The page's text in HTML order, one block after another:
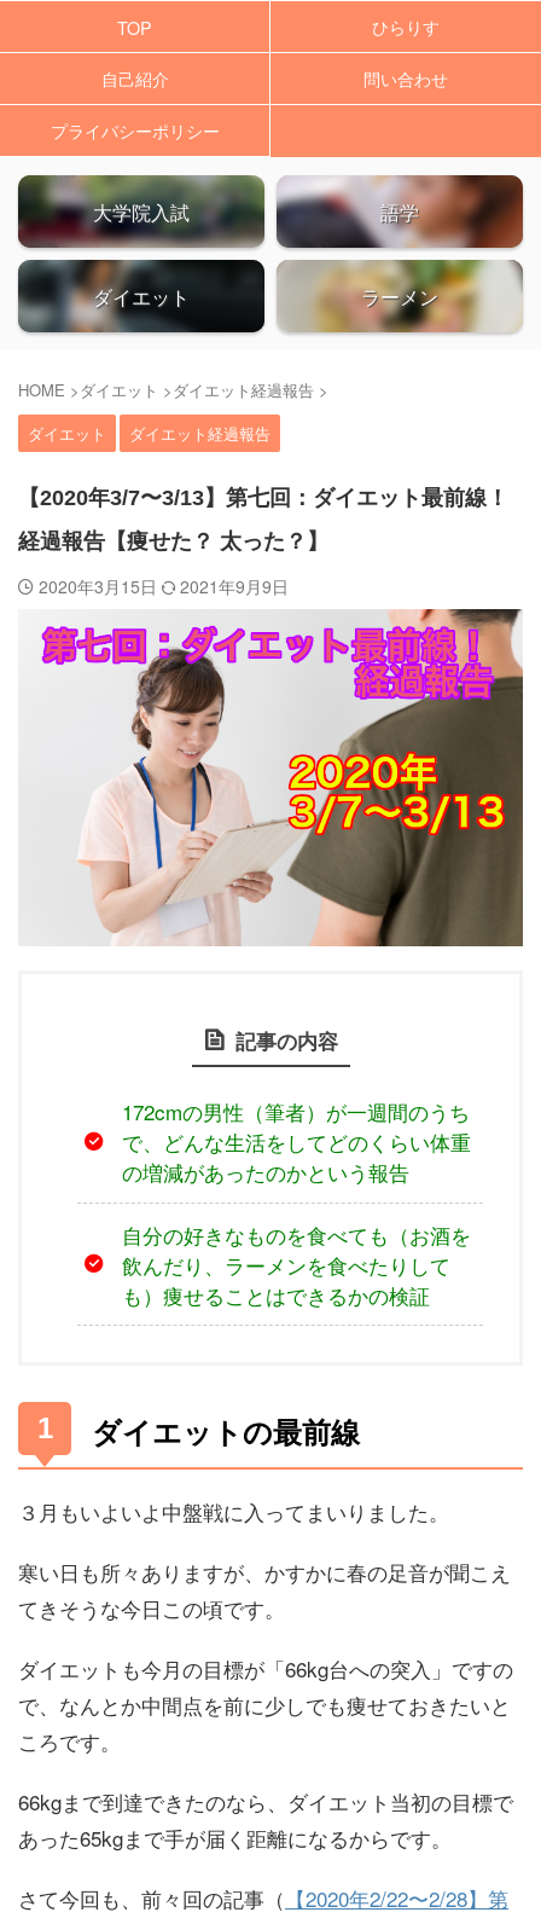
TOP ひらりす
自己紹介 問い合わせ
プライバシーポリシー
大学院入試 語学
ダイエット ラーメン
HOME >ダイエット >ダイエット経過報告 >
ダイエット
ダイエット経過報告
【2020年3/7〜3/13】第七回：ダイエット最前線！
経過報告【痩せた？ 太った？】
2020年3月15日
2021年9月9日
記事の内容
172cmの男性（筆者）が一週間のうち
で、どんな生活をしてどのくらい体重
の増減があったのかという報告
自分の好きなものを食べても（お酒を
飲んだり、ラーメンを食べたりして
も）痩せることはできるかの検証
ダイエットの最前線
３月もいよいよ中盤戦に入ってまいりました。
寒い日も所々ありますが、かすかに春の足音が聞こえ
てきそうな今日この頃です。
ダイエットも今月の目標が「66kg台への突入」ですの
で、なんとか中間点を前に少しでも痩せておきたいと
ころです。
66kgまで到達できたのなら、ダイエット当初の目標で
あった65kgまで手が届く距離になるからです。
さて今回も、前々回の記事（ 【2020年2/22〜2/28】第